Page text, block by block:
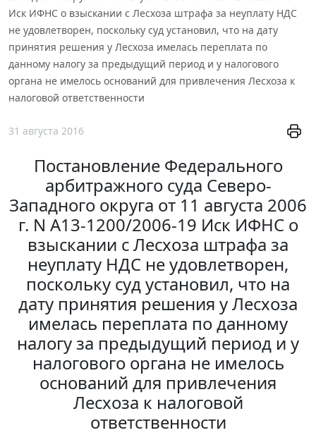
Иск ИФНС о взыскании с Лесхоза штрафа за неуплату НДС
не удовлетворен, поскольку суд установил, что на дату
принятия решения у Лесхоза имелась переплата по
данному налогу за предыдущий период и у налогового
органа не имелось оснований для привлечения Лесхоза к
налоговой ответственности
31 августа 2016
Постановление Федерального
арбитражного суда Северо-
Западного округа от 11 августа 2006
г. N А13-1200/2006-19 Иск ИФНС о
взыскании с Лесхоза штрафа за
неуплату НДС не удовлетворен,
поскольку суд установил, что на
дату принятия решения у Лесхоза
имелась переплата по данному
налогу за предыдущий период и у
налогового органа не имелось
оснований для привлечения
Лесхоза к налоговой
ответственности